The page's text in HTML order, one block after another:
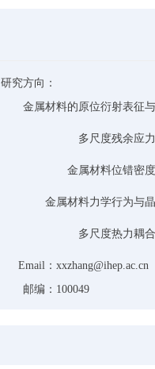
研究方向：
金属材料的原位衍射表征
多尺度残余应
金属材料位错密
金属材料力学行为与
多尺度热力耦
Email：xxzhang@ihep.ac.cn
邮编： 100049